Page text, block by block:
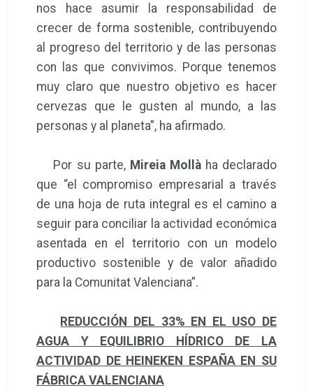
nos hace asumir la responsabilidad de
crecer de forma sostenible, contribuyendo
al progreso del territorio y de las personas
con las que convivimos. Porque tenemos
muy claro que nuestro objetivo es hacer
cervezas que le gusten al mundo, a las
personas y al planeta”, ha afirmado.
Por su parte,Mireia Mollàha declarado
que “el compromiso empresarial a través
de una hoja de ruta integral es el camino a
seguir para conciliar la actividad económica
asentada en el territorio con un modelo
productivo sostenible y de valor añadido
para la Comunitat Valenciana”.
REDUCCIÓN DEL 33% EN EL USO DE
AGUA Y EQUILIBRIO HÍDRICO DE LA
ACTIVIDAD DE HEINEKEN ESPAÑA EN SU
FÁBRICA VALENCIANA